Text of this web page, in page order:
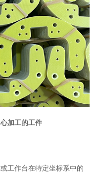
加工的工件
工作台在特定坐标系中的